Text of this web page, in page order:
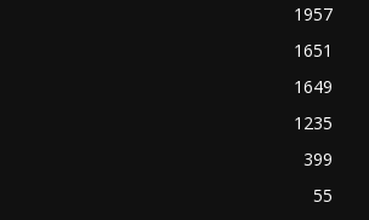
1957
1651
1649
1235
399
55